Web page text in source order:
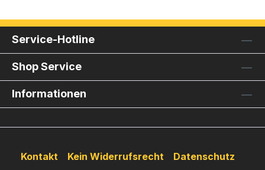
Service-Hotline
Shop Service
Informationen
Kontakt Kein Widerrufsrecht
Datenschutz